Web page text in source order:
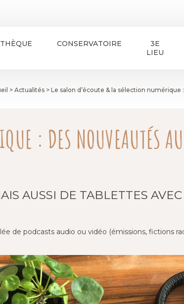
CONSERVATOIRE
3E
LIEU
> Actualités> Le salon d’écoute & la sélection numérique
: DES NOUVEAUTÉS
AUSSI DE TABLETTES
de podcasts audio ou vidéo (émissions, fictions